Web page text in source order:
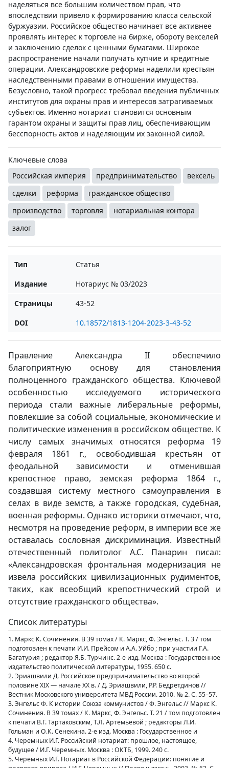
наделяться все большим количеством прав, что
впоследствии привело к формированию класса сельской
буржуазии. Российское общество начинает все активнее
проявлять интерес к торговле на бирже, обороту векселей
и заключению сделок с ценными бумагами. Широкое
распространение начали получать купчие и кредитные
операции. Александровские реформы наделили крестьян
наследственными правами в отношении имущества.
Безусловно, такой прогресс требовал введения публичных
институтов для охраны прав и интересов затрагиваемых
субъектов. Именно нотариат становится основным
гарантом охраны и защиты прав лиц, обеспечивающим
бесспорность актов и наделяющим их законной силой.
Ключевые слова
Российская империя
предпринимательство
вексель
сделки
реформа
гражданское общество
производство
торговля
нотариальная контора
залог
Тип
Статья
Издание
Нотариус № 03/2023
Страницы
43-52
DOI
10.18572/1813-1204-2023-3-43-52
Правление Александра II обеспечило
благоприятную основу для становления
полноценного гражданского общества. Ключевой
особенностью исследуемого исторического
периода стали важные либеральные реформы,
повлекшие за собой социальные, экономические и
политические изменения в российском обществе. К
числу самых значимых относятся реформа 19
февраля 1861 г., освободившая крестьян от
феодальной зависимости и отменившая
крепостное право, земская реформа 1864 г.,
создавшая систему местного самоуправления в
селах в виде земств, а также городская, судебная,
военная реформы. Однако историки отмечают, что,
несмотря на проведение реформ, в империи все же
оставалась сословная дискриминация. Известный
отечественный политолог А.С. Панарин писал:
«Александровская фронтальная модернизация не
извела российских цивилизационных рудиментов,
таких, как всеобщий крепостнический строй и
отсутствие гражданского общества».
Список литературы
1. Маркс К. Cочинения. В 39 томах / К. Маркс, Ф. Энгельс. Т. 3 / том
подготовлен к печати И.И. Прейсом и А.А. Уйбо ; при участии Г.А.
Багатурия ; редактор Я.Б. Турчинс. 2-е изд. Москва : Государственное
издательство политической литературы, 1955. 650 с.
2. Эриашвили Д. Российское предпринимательство во второй
половине XIX — начале XX в. / Д. Эриашвили, Р.Р. Бедретдинов //
Вестник Московского университета МВД России. 2010. № 2. С. 55–57.
3. Энгельс Ф. К истории Союза коммунистов / Ф. Энгельс // Маркс К.
Cочинения. В 39 томах / К. Маркс, Ф. Энгельс. Т. 21 / том подготовлен
к печати В.Г. Тартаковским, Т.Л. Артемьевой ; редакторы Л.И.
Гольман и О.К. Сенекина. 2-е изд. Москва : Государственное и
4. Черемных И.Г. Российский нотариат: прошлое, настоящее,
будущее / И.Г. Черемных. Москва : ОКТБ, 1999. 240 с.
5. Черемных И.Г. Нотариат в Российской Федерации: понятие и